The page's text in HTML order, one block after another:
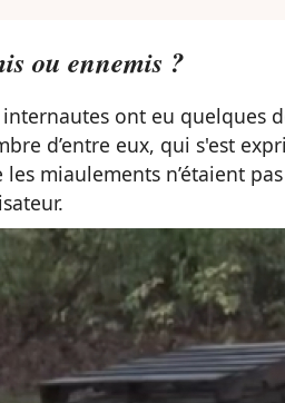
ou ennemis ?
internautes ont eu quelques
d’entre eux, qui s'est
les miaulements n’étaient